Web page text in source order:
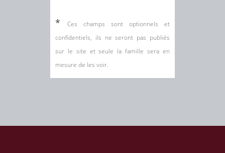
*Ces champs sont optionnels et
confidentiels, ils ne seront pas publiés
sur le site et seule la famille sera en
mesure de les voir.